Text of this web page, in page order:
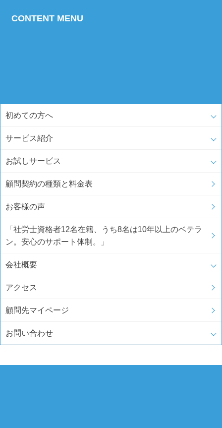
CONTENT MENU
初めての方へ
サービス紹介
お試しサービス
顧問契約の種類と料金表
お客様の声
「社労士資格者12名在籍、うち8名は10年以上のベテラ
ン。安心のサポート体制。」
会社概要
アクセス
顧問先マイページ
お問い合わせ